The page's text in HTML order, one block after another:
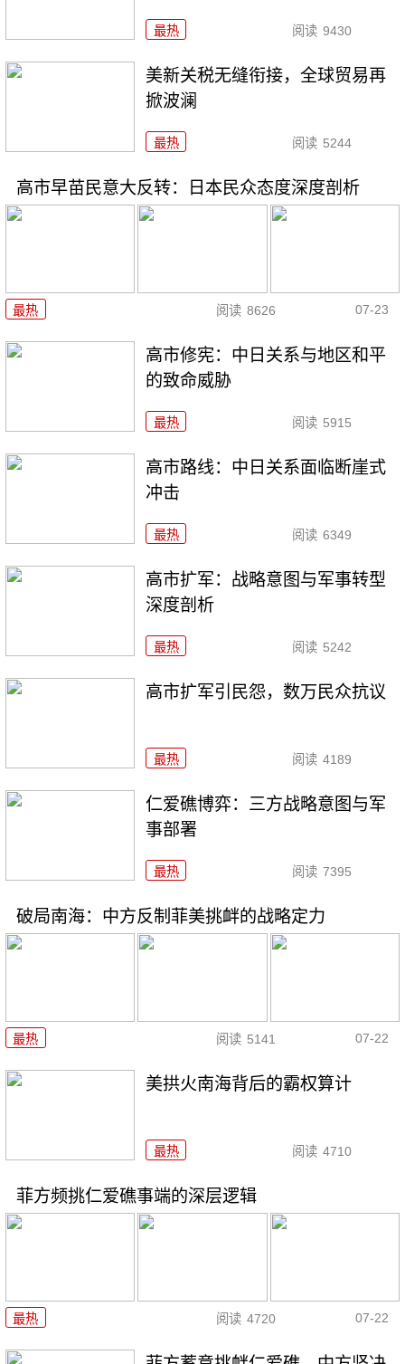
最热 阅读 9430
美新关税无缝衔接，全球贸易再
掀波澜
最热 阅读 5244
高市早苗民意大反转：日本民众态度深度剖析
最热 阅读 8626 07-23
高市修宪：中日关系与地区和平
的致命威胁
最热 阅读 5915
高市路线：中日关系面临断崖式
冲击
最热 阅读 6349
高市扩军：战略意图与军事转型
深度剖析
最热 阅读 5242
高市扩军引民怨，数万民众抗议
最热 阅读 4189
仁爱礁博弈：三方战略意图与军
事部署
最热 阅读 7395
破局南海：中方反制菲美挑衅的战略定力
最热 阅读 5141 07-22
美拱火南海背后的霸权算计
最热 阅读 4710
菲方频挑仁爱礁事端的深层逻辑
最热 阅读 4720 07-22